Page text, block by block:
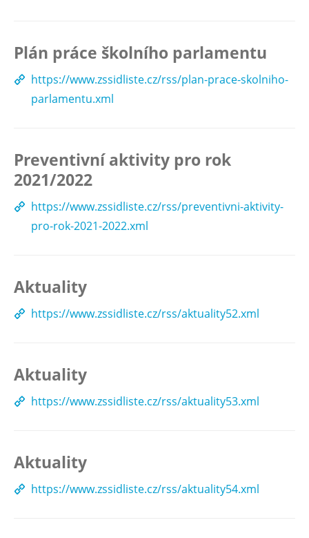
Plán práce školního parlamentu
https://www.zssidliste.cz/rss/plan-prace-skolniho-
parlamentu.xml
Preventivní aktivity pro rok
2021/2022
https://www.zssidliste.cz/rss/preventivni-aktivity-
pro-rok-2021-2022.xml
Aktuality
https://www.zssidliste.cz/rss/aktuality52.xml
Aktuality
https://www.zssidliste.cz/rss/aktuality53.xml
Aktuality
https://www.zssidliste.cz/rss/aktuality54.xml